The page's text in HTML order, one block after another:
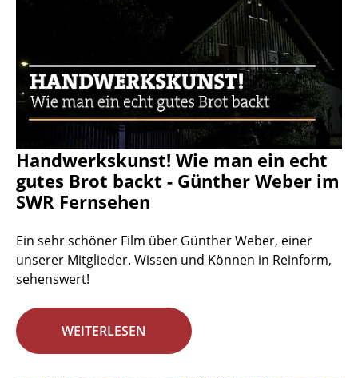
Handwerkskunst! Wie man ein echt
gutes Brot backt - Günther Weber im
SWR Fernsehen
Ein sehr schöner Film über Günther Weber, einer
unserer Mitglieder. Wissen und Können in Reinform,
sehenswert!
WEITERLESEN